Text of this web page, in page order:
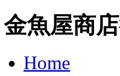
金魚屋商店
Home